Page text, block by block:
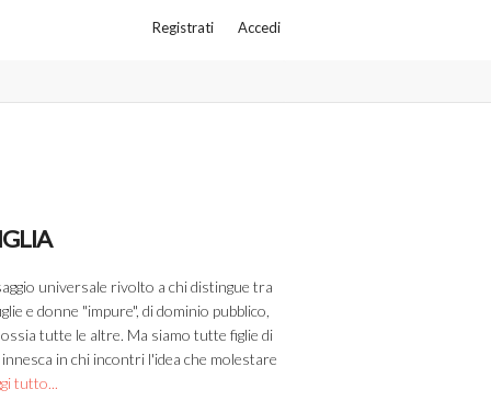
Registrati Accedi
universale rivolto a chi distingue tra
e donne "impure", di dominio pubblico,
tutte le altre. Ma siamo tutte figlie di
in chi incontri l'idea che molestare
tutto...